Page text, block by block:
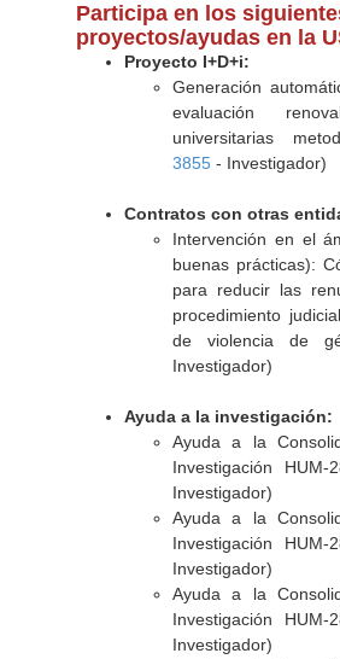
Participa en los
proyectos/ayudas en la
Proyecto I+D+i:
Generación
evaluación
universitarias
3855- Investigador)
Contratos con otras
Intervención en el
buenas prácticas):
para reducir las
procedimiento
de violencia de
Investigador)
Ayuda a la investigación:
Ayuda a la
Investigación HUM-
Investigador)
Ayuda a la
Investigación HUM-
Investigador)
Ayuda a la
Investigación HUM-
Investigador)